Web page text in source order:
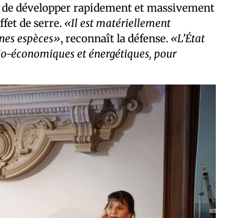
développer rapidement et massivement
de serre. «Il est matériellement
espèces», reconnaît la défense. «L’État
économiques et énergétiques, pour